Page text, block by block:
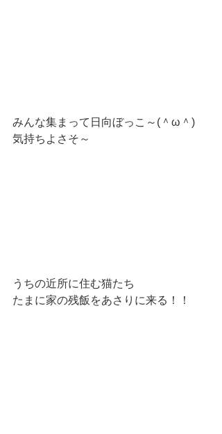
みんな集まって日向ぼっこ～(＾ω＾)
気持ちよさそ～
うちの近所に住む猫たち
たまに家の残飯をあさりに来る！！